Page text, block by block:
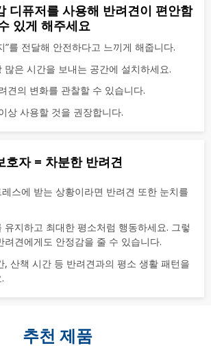
디퓨저를 사용해 반려견이 편안함
있게 해주세요
”를 전달해 안전하다고 느끼게 해줍니다.
많은 시간을 보내는 공간에 설치하세요.
견의 변화를 관찰할 수 있습니다.
상 사용할 것을 권장합니다.
호자 = 차분한 반려견
스에 받는 상황이라면 반려견 또한 눈치를
유지하고 최대한 평소처럼 행동하세요. 그렇
려견에게도 안정감을 줄 수 있습니다.
, 산책 시간 등 반려견과의 평소 생활 패턴을
추천 제품